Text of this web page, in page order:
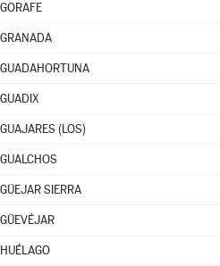
GORAFE
GRANADA
GUADAHORTUNA
GUADIX
GUAJARES (LOS)
GUALCHOS
GÜEJAR SIERRA
GÜEVÉJAR
HUÉLAGO